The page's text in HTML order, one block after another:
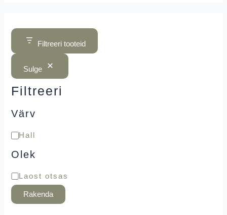
Filtreeri tooteid
Sulge
Filtreeri
Värv
Hall
Olek
Laost otsas
Rakenda